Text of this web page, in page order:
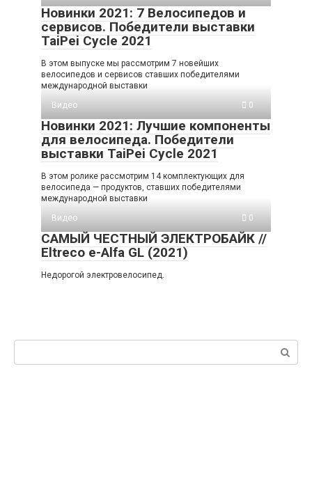
Новинки 2021: 7 Велосипедов и
сервисов. Победители выставки
TaiPei Cycle 2021
В этом выпуске мы рассмотрим 7 новейших
велосипедов и сервисов ставших победителями
международной выставки
Видео
0
Новинки 2021: Лучшие компоненты
для велосипеда. Победители
выставки TaiPei Cycle 2021
В этом ролике рассмотрим 14 комплектующих для
велосипеда — продуктов, ставших победителями
международной выставки
Видео
0
САМЫЙ ЧЕСТНЫЙ ЭЛЕКТРОБАЙК //
Eltreco e-Alfa GL (2021)
Недорогой электровелосипед.